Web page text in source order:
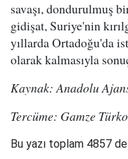
savaşı, dondurulmuş
gidişat, Suriye'nin
yıllarda Ortadoğu'da
olarak kalmasıyla
Kaynak: Anadolu
Tercüme: Gamze
Bu yazı toplam 4857